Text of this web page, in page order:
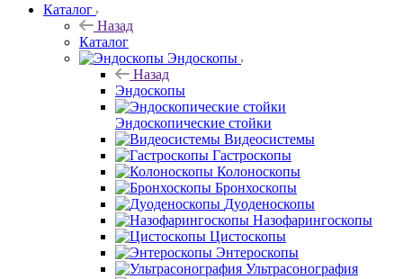
Каталог
Назад
Каталог
Эндоскопы
Назад
Эндоскопы
Эндоскопические стойки
Видеосистемы
Гастроскопы
Колоноскопы
Бронхоскопы
Дуоденоскопы
Назофарингоскопы
Цистоскопы
Энтероскопы
Ультрасонография